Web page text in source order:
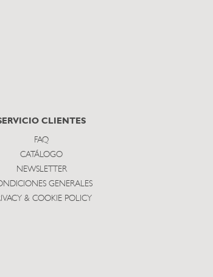
CLIENTES
FAQ
CATÁLOGO
NEWSLETTER
GENERALES
& COOKIE POLICY